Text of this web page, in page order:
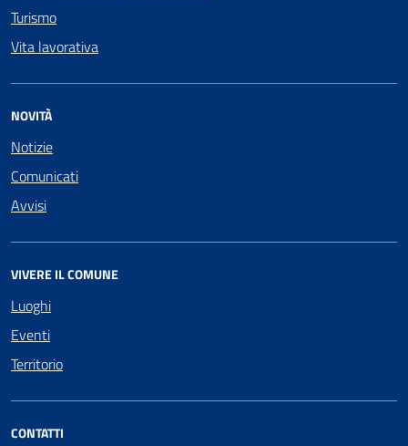
Turismo
Vita lavorativa
NOVITÀ
Notizie
Comunicati
Avvisi
VIVERE IL COMUNE
Luoghi
Eventi
Territorio
CONTATTI